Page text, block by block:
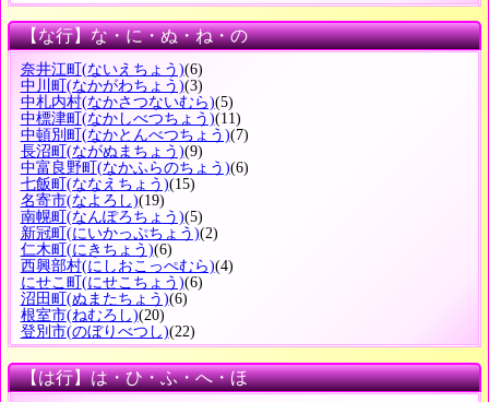
【な行】な・に・ぬ・ね・の
奈井江町 (ないえちょう)(6)
中川町 (なかがわちょう)(3)
中札内村(なかさつないむら)(5)
中標津町 (なかしべつちょう)(11)
中頓別町 (なかとんべつちょう)(7)
長沼町 (ながぬまちょう)(9)
中富良野町 (なかふらのちょう)(6)
七飯町 (ななえちょう)(15)
名寄市(なよろし)(19)
南幌町 (なんぽろちょう)(5)
新冠町 (にいかっぷちょう)(2)
仁木町 (にきちょう)(6)
西興部村(にしおこっぺむら)(4)
にせこ町 (にせこちょう)(6)
沼田町 (ぬまたちょう)(6)
根室市(ねむろし)(20)
登別市(のぼりべつし)(22)
【は行】は・ひ・ふ・へ・ほ